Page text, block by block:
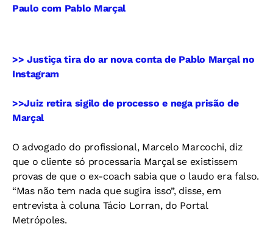
Paulo com Pablo Marçal
>> Justiça tira do ar nova conta de Pablo Marçal no
Instagram
>>Juiz retira sigilo de processo e nega prisão de
Marçal
O advogado do profissional, Marcelo Marcochi, diz
que o cliente só processaria Marçal se existissem
provas de que o ex-coach sabia que o laudo era falso.
“Mas não tem nada que sugira isso”, disse, em
entrevista à coluna Tácio Lorran, do Portal
Metrópoles.